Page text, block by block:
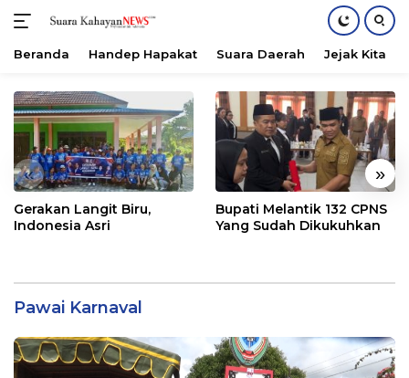
konten
Beranda Handep Hapakat Suara Daerah Jejak Kita
« »
Gerakan Langit Biru,
Indonesia Asri
Bupati Melantik 132 CPNS
Yang Sudah Dikukuhkan
Pawai Karnaval